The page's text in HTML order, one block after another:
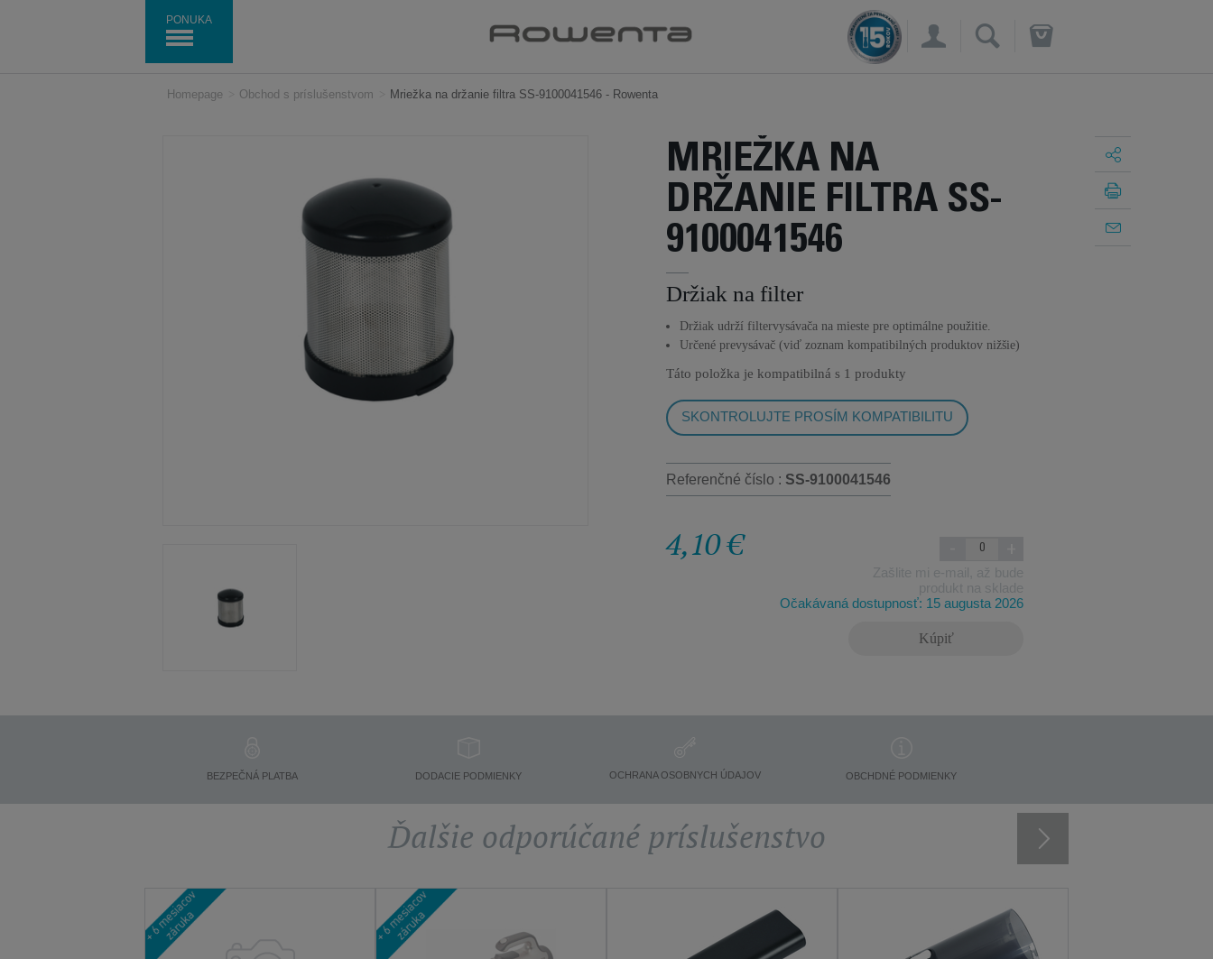
PONUKA
×
Homepage Obchod s príslušenstvom Mriežka na držanie filtra SS-9100041546 - Rowenta
MRIEŽKA NA
DRŽANIE FILTRA SS-
9100041546
Držiak na filter
Držiak udrží filtervysávača na mieste pre optimálne použitie.
Určené prevysávač (viď zoznam kompatibilných produktov nižšie)
Táto položka je kompatibilná s 1 produkty
SKONTROLUJTE PROSÍM KOMPATIBILITU
Referenčné číslo : SS-9100041546
4,10 €
Očakávaná dostupnosť: 15 augusta 2026
Kúpiť
BEZPEČNÁ PLATBA DODACIE PODMIENKY OCHRANA OSOBNYCH ÚDAJOV OBCHDNÉ PODMIENKY
Ďalšie odporúčané príslušenstvo